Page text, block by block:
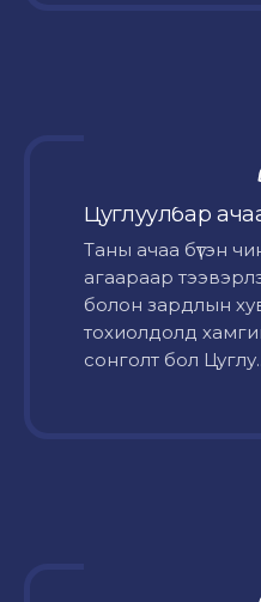
Цуглуулбар
Таны ачаа бүтэн
агаараар
болон зардлын
тохиолдолд
сонголт бол